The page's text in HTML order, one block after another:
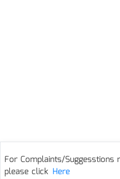
For Complaints/
please click Here